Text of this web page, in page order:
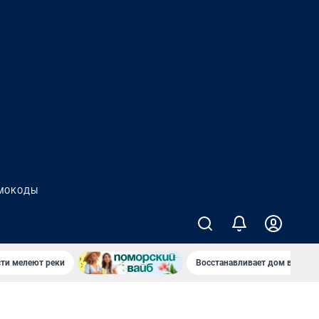
мелеют реки Восстанавливает дом в